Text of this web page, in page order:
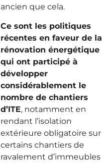
ancien que cela.
Ce sont les politiques
récentes en faveur de la
rénovation énergétique
qui ont participé à
développer
considérablement le
nombre de chantiers
d’ITE, notamment en
rendant l’isolation
extérieure obligatoire sur
certains chantiers de
ravalement d’immeubles